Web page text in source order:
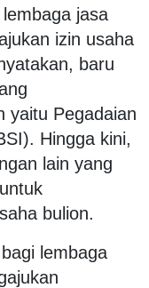
jasa
izin usaha
baru
yaitu Pegadaian
Hingga kini,
lain yang
bulion.
lembaga